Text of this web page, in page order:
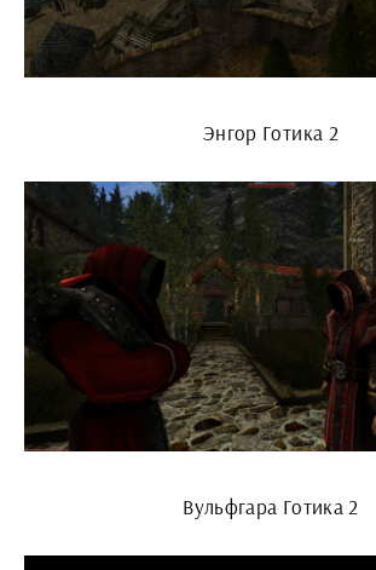
Энгор Готика 2
Вульфгара Готика 2